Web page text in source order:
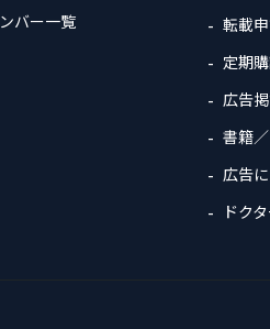
バー一覧
転載
定期
広告
書籍
広告
ドク